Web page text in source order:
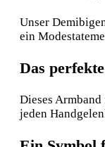
Unser
ein
Das
Dieses
jeden